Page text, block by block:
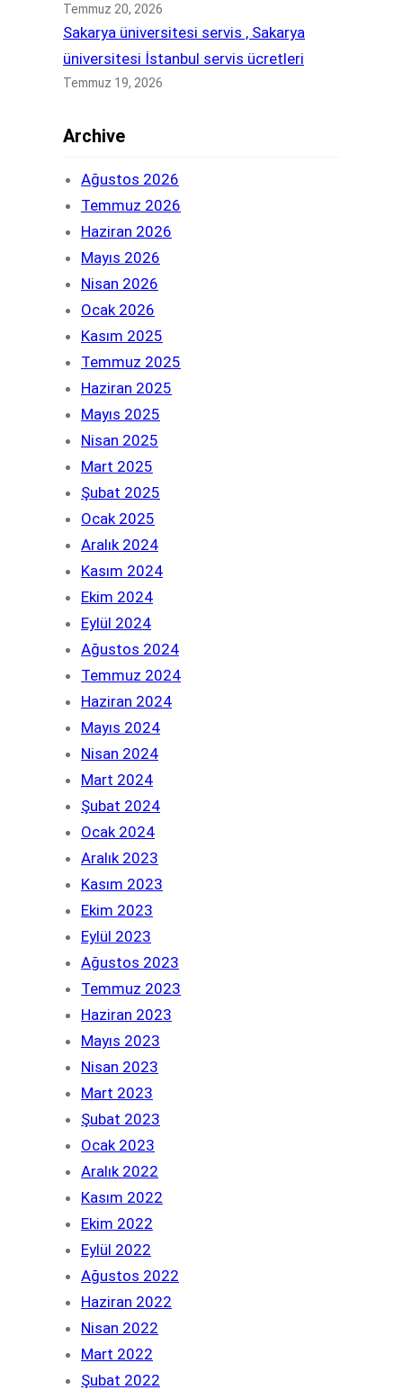
Temmuz 20, 2026
Sakarya üniversitesi servis , Sakarya
üniversitesi İstanbul servis ücretleri
Temmuz 19, 2026
Archive
Ağustos 2026
Temmuz 2026
Haziran 2026
Mayıs 2026
Nisan 2026
Ocak 2026
Kasım 2025
Temmuz 2025
Haziran 2025
Mayıs 2025
Nisan 2025
Mart 2025
Şubat 2025
Ocak 2025
Aralık 2024
Kasım 2024
Ekim 2024
Eylül 2024
Ağustos 2024
Temmuz 2024
Haziran 2024
Mayıs 2024
Nisan 2024
Mart 2024
Şubat 2024
Ocak 2024
Aralık 2023
Kasım 2023
Ekim 2023
Eylül 2023
Ağustos 2023
Temmuz 2023
Haziran 2023
Mayıs 2023
Nisan 2023
Mart 2023
Şubat 2023
Ocak 2023
Aralık 2022
Kasım 2022
Ekim 2022
Eylül 2022
Ağustos 2022
Haziran 2022
Nisan 2022
Mart 2022
Şubat 2022